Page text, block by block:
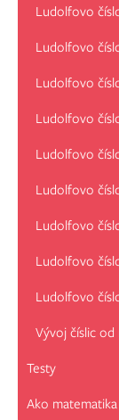
Ludolfovo
Ludolfovo
Ludolfovo
Ludolfovo
Ludolfovo
Ludolfovo
Ludolfovo
Ludolfovo
Ludolfovo
Vývoj číslic
Testy
Ako